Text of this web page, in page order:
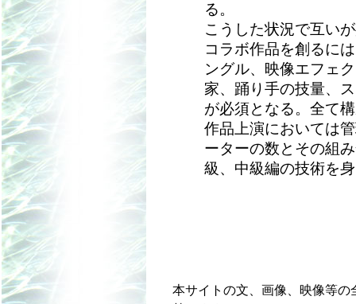
る。
こうした状況で互い
コラボ作品を創るに
ングル、映像エフェ
家、踊り手の技量、
が必須となる。全て
作品上演においては
ーターの数とその組
級、中級編の技術を
本サイトの文、画像、映像等